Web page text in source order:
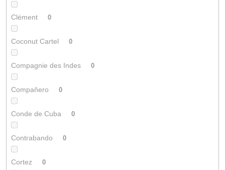
Clément 0
Coconut Cartel 0
Compagnie des Indes 0
Compaňero 0
Conde de Cuba 0
Contrabando 0
Cortez 0